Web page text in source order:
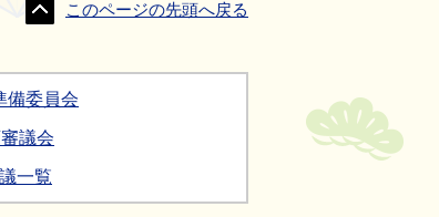
このページの先頭へ戻る
備委員会
議会
一覧